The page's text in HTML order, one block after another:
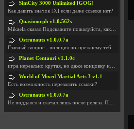
SimCity 3000 Unlimited [GOG]
Как давить значок [X] если даже ссылки нет?
Quasimorph v1.0.562s
Mikaela сказал:Подскажите пожалуйста, как скачать
Ostranauts v1.0.0.7a
Главный вопрос - полиция по-прежнему тебя таранит
Planet Centauri v1.1.0c
игра нереально крутая, но даже концовку не удосужи
World of Mixed Martial Arts 3 v1.1
Есть возможность перезалить ссылки?
Ostranauts v1.0.0.7a
Не поддался и скачал лишь после релиза. Посмотрим,